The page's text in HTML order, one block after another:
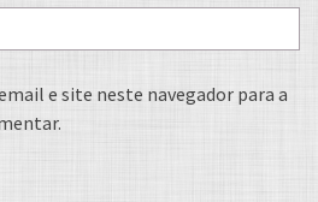
e site neste navegador para a